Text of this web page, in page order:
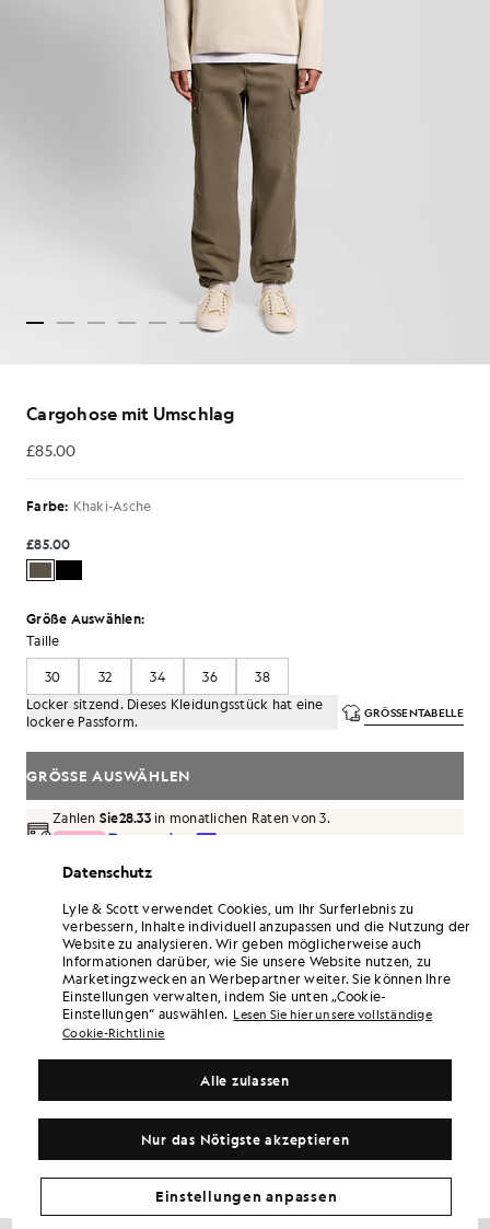
Cargohose mit Umschlag
£85.00
£85.00
Farbe: Khaki-Asche
£85.00
Größe Auswählen:
Taille
30 32 34 36
38
Locker sitzend. Dieses Kleidungsstück hat eine
lockere Passform.
GRÖSSENTABELLE
GRÖSSE AUSWÄHLEN
Zahlen Sie28.33in monatlichen Raten von 3.
Kostenlose Lieferung ab einem Bestellwert von 70 £
Rückgabe und Umtausch.
Verdoppeln Sie Ihre Punkte! Sammeln Sie mit
diesem Kauf Punkte bei „510“.
6 points = 1,00 £
ANMELDEN
PRODUKTDETAILS
PRODUKTPASSFORM
ZUSAMMENSETZUNG & PFLEGE
So sieht der Look aus
Stellen Sie Ihr komplettes Outfit aus raffinierten Stücken zusammen,
die Ihre Garderobe aufwerten.
Datenschutz
Lyle & Scott verwendet Cookies, um Ihr Surferlebnis zu
verbessern, Inhalte individuell anzupassen und die Nutzung der
Website zu analysieren. Wir geben möglicherweise auch
Informationen darüber, wie Sie unsere Website nutzen, zu
Marketingzwecken an Werbepartner weiter. Sie können Ihre
Einstellungen verwalten, indem Sie unten „Cookie-
Einstellungen“ auswählen. Lesen Sie hier unsere vollständige
Cookie-Richtlinie
Nur das Nötigste akzeptieren
Alle zulassen
Einstellungen anpassen